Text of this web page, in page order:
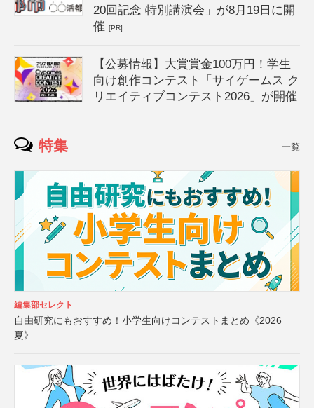
20回記念 特別講演会」が8月19日に開
催[PR]
【公募情報】大賞賞金100万円！学生
向け創作コンテスト「サイゲームス ク
リエイティブコンテスト2026」が開催
特集 一覧
編集部セレクト
自由研究にもおすすめ！小学生向けコンテストまとめ《2026
夏》